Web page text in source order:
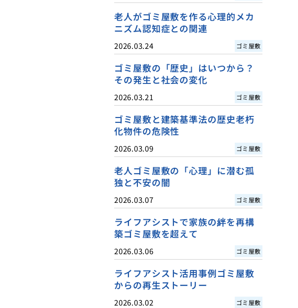
老人がゴミ屋敷を作る心理的メカ
ニズム認知症との関連
2026.03.24 ゴミ屋敷
ゴミ屋敷の「歴史」はいつから？
その発生と社会の変化
2026.03.21 ゴミ屋敷
ゴミ屋敷と建築基準法の歴史老朽
化物件の危険性
2026.03.09 ゴミ屋敷
老人ゴミ屋敷の「心理」に潜む孤
独と不安の闇
2026.03.07 ゴミ屋敷
ライフアシストで家族の絆を再構
築ゴミ屋敷を超えて
2026.03.06 ゴミ屋敷
ライフアシスト活用事例ゴミ屋敷
からの再生ストーリー
2026.03.02 ゴミ屋敷